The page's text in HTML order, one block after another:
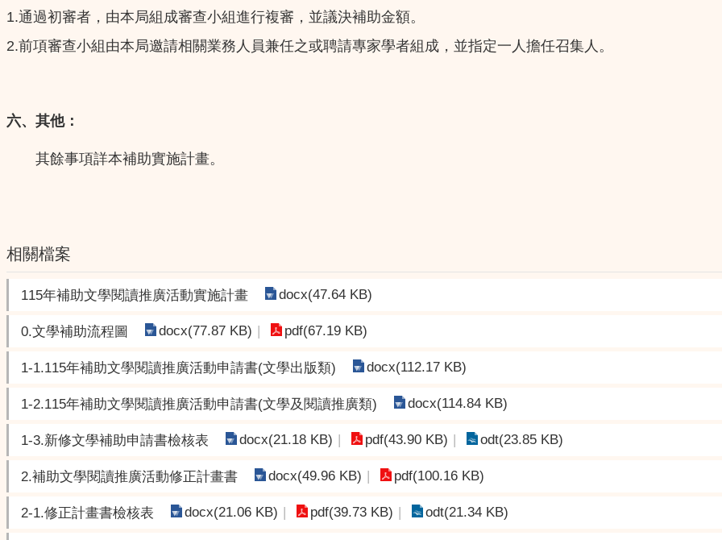
1.通過初審者，由本局組成審查小組進行複審，並議決補助金額。
2.前項審查小組由本局邀請相關業務人員兼任之或聘請專家學者組成，並指定一人擔任召集人。
六、其他：
其餘事項詳本補助實施計畫。
相關檔案
115年補助文學閱讀推廣活動實施計畫 docx(47.64 KB)
0.文學補助流程圖 docx(77.87 KB) pdf(67.19 KB)
1-1.115年補助文學閱讀推廣活動申請書(文學出版類) docx(112.17 KB)
1-2.115年補助文學閱讀推廣活動申請書(文學及閱讀推廣類) docx(114.84 KB)
1-3.新修文學補助申請書檢核表 docx(21.18 KB) pdf(43.90 KB) odt(23.85 KB)
2.補助文學閱讀推廣活動修正計畫書 docx(49.96 KB) pdf(100.16 KB)
2-1.修正計畫書檢核表 docx(21.06 KB) pdf(39.73 KB) odt(21.34 KB)